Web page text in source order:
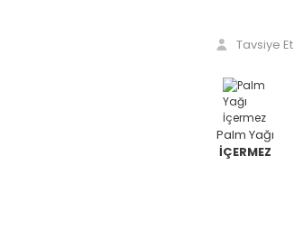
Tavsiye Et
Palm Yağı
İÇERMEZ